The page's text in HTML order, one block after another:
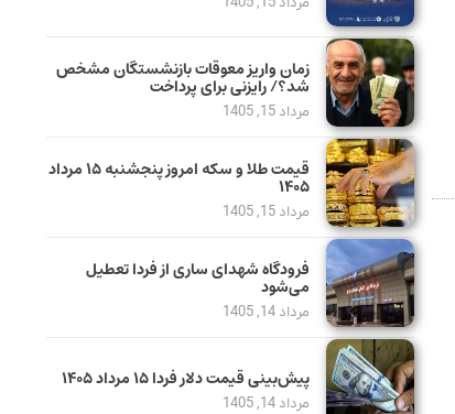
زمان واریز معوقات بازنشستگان مشخص
شد؟/ رایزنی برای پرداخت
مرداد 15, 1405
قیمت طلا و سکه امروز پنجشنبه ۱۵ مرداد
۱۴۰۵
مرداد 15, 1405
فرودگاه شهدای ساری از فردا تعطیل
می‌شود
مرداد 14, 1405
پیش‌بینی قیمت دلار فردا ۱۵ مرداد ۱۴۰۵
مرداد 14, 1405